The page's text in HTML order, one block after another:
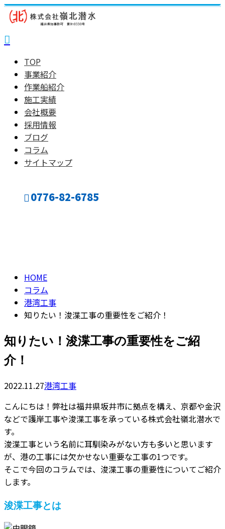
TOP
事業紹介
作業船紹介
施工実績
会社概要
採用情報
ブログ
コラム
サイトマップ
0776-82-6785
HOME
コラム
港湾工事
知りたい！浚渫工事の重要性をご紹介！
知りたい！浚渫工事の重要性をご紹
介！
2022.11.27港湾工事
こんにちは！弊社は福井県坂井市に拠点を構え、京都や金沢
などで護岸工事や浚渫工事を承っている株式会社嶺北潜水で
す。
浚渫工事という名前に耳馴染みがない方も多いと思います
が、港の工事には欠かせない重要な工事の1つです。
そこで今回のコラムでは、浚渫工事の重要性についてご紹介
します。
浚渫工事とは